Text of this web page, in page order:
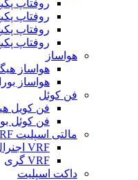
روفتاپ
روفتاپ
روفتاپ
روفتاپ
هواساز
هواساز
هواساز
فن کوئل
فن کویل
فن کوئل
مالتی اسپلیت VRF
VRF اجنرال
VRF گری
داکت اسپلیت